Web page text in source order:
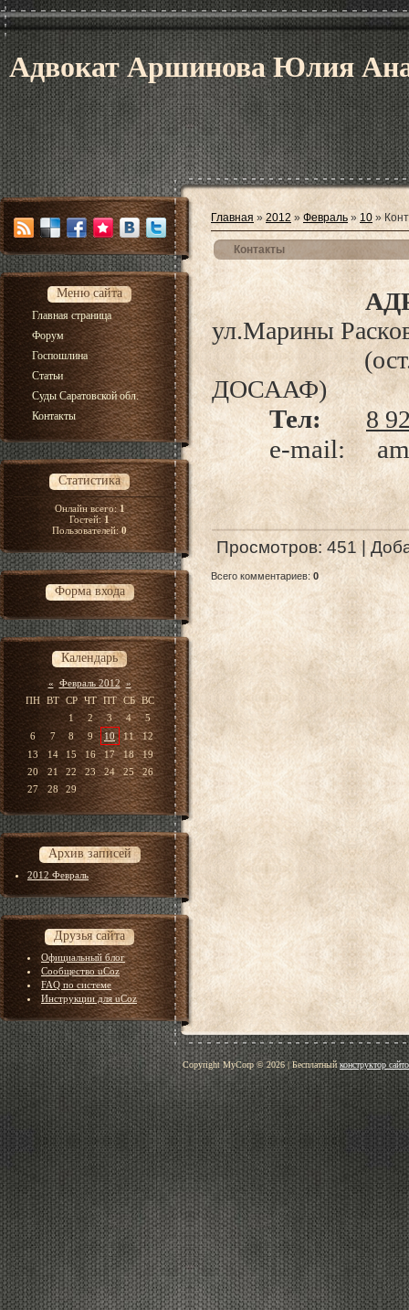
Адвокат Аршинова Юлия
Меню сайта
Главная страница
Форум
Госпошлина
Статьи
Суды Саратовской обл.
Контакты
Статистика
Онлайн всего:1
Гостей:1
Пользователей:0
Форма входа
Календарь
« Февраль 2012 »
ПН ВТ СР ЧТ ПТ СБ ВС
1
2 3 4
5
6
7 8 9 10 11
12
13
14 15 16 17 18
19
20
21 22 23 24 25
26
27
28 29
Архив записей
2012 Февраль
Друзья сайта
Официальный блог
Сообщество uCoz
FAQ по системе
Инструкции для uCoz
Главная » 2012 » Февраль » 10 »
Контакты
ул.Марины
ДОСААФ)
Тел: 8
e-mail:
Просмотров: 451 |
Всего комментариев: 0
Copyright MyCorp © 2026|Бесплатныйконструктор